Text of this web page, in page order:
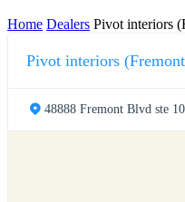
Home Dealers Pivot interiors
Pivot interiors
48888 Fremont Blvd ste